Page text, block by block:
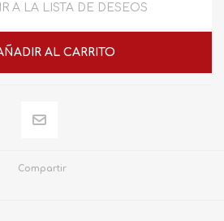
A LA LISTA DE DESEOS
AL CARRITO
Compartir